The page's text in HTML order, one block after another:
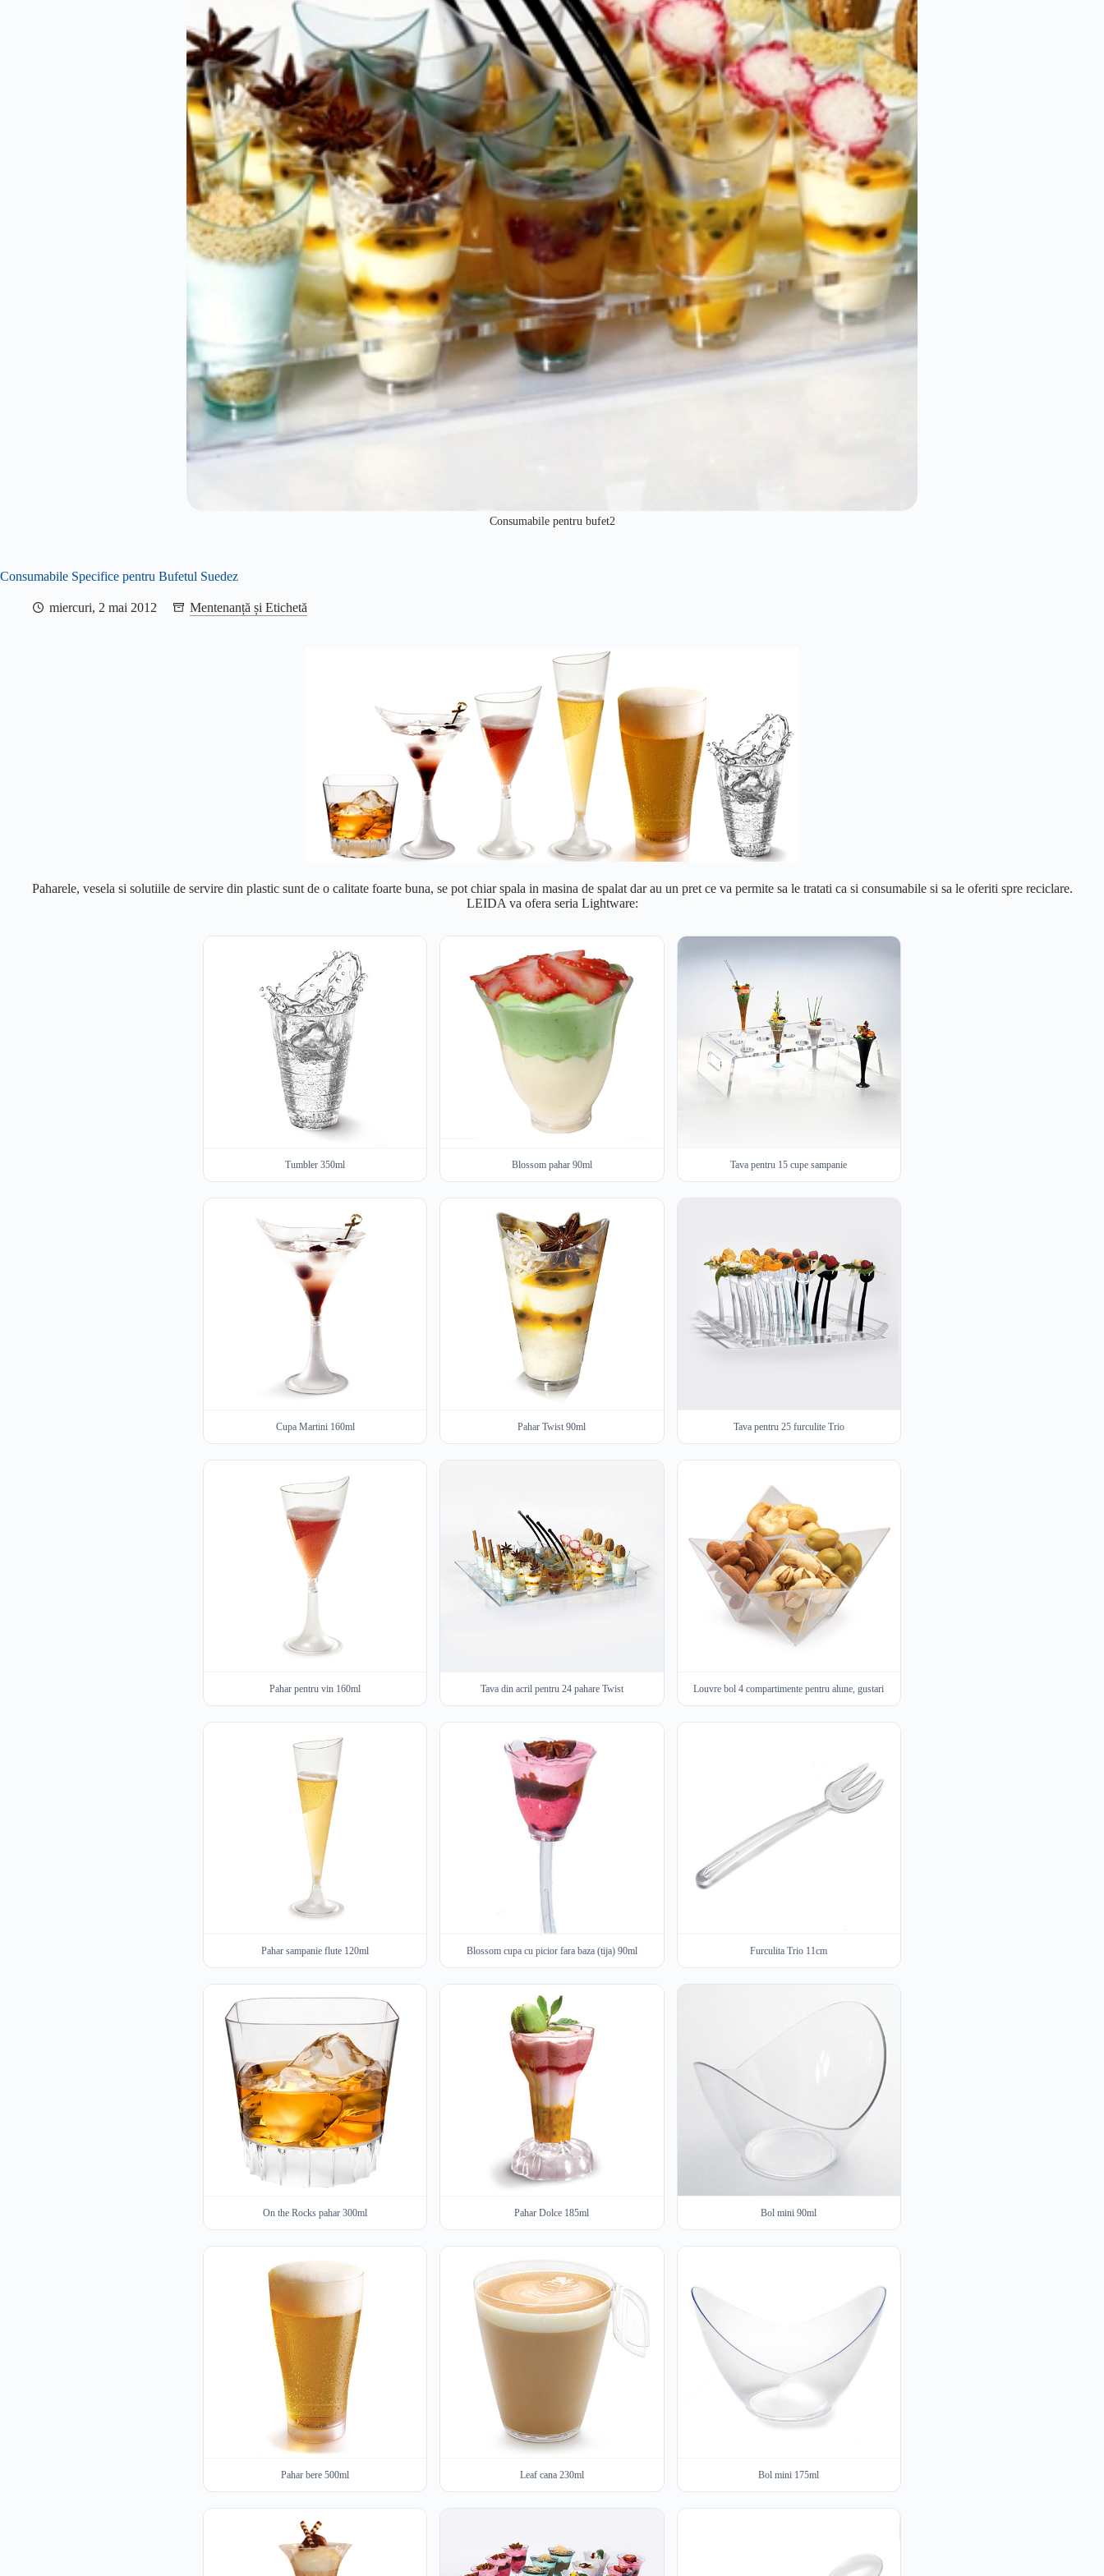
Consumabile pentru bufet2
Consumabile Specifice pentru Bufetul Suedez
miercuri, 2 mai 2012 Mentenanță și Etichetă
Paharele, vesela si solutiile de servire din plastic sunt de o calitate foarte buna, se pot chiar spala in masina de spalat dar au un pret ce va permite sa le tratati ca si consumabile si sa le oferiti spre reciclare.
LEIDA va ofera seria Lightware:
Tumbler 350ml
Cupa Martini 160ml
Pahar pentru vin 160ml
Pahar sampanie flute 120ml
On the Rocks pahar 300ml
Pahar bere 500ml
Blossom pahar 90ml
Pahar Twist 90ml
Tava din acril pentru 24 pahare Twist
Blossom cupa cu picior fara baza (tija) 90ml
Pahar Dolce 185ml
Leaf cana 230ml
Tava pentru 15 cupe sampanie
Tava pentru 25 furculite Trio
Louvre bol 4 compartimente pentru alune, gustari
Furculita Trio 11cm
Bol mini 90ml
Bol mini 175ml